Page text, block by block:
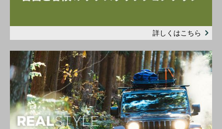
詳しくはこちら